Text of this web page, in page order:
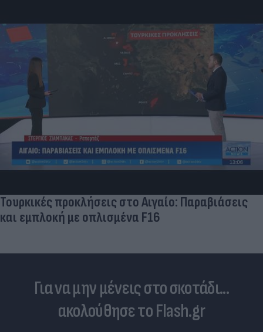
Τουρκικές προκλήσεις στο Αιγαίο: Παραβιάσεις
και εμπλοκή με οπλισμένα F16
Για να μην μένεις στο σκοτάδι...
ακολούθησε το Flash.gr